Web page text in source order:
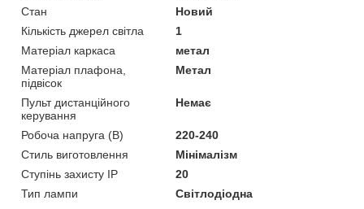
Стан
Новий
Кількість джерел світла
1
Матеріал каркаса
метал
Матеріал плафона,
підвісок
Метал
Пульт дистанційного
керування
Немає
Робоча напруга (В)
220-240
Стиль виготовлення
Мінімалізм
Ступінь захисту IP
20
Тип лампи
Світлодіодна